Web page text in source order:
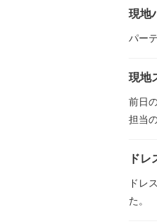
現地
パー
現地
前日
担当
ド
ドレ
た。